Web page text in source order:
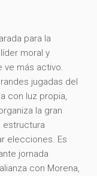
para la
moral y
ve más activo.
jugadas del
con luz propia,
la gran
estructura
elecciones. Es
jornada
con Morena,